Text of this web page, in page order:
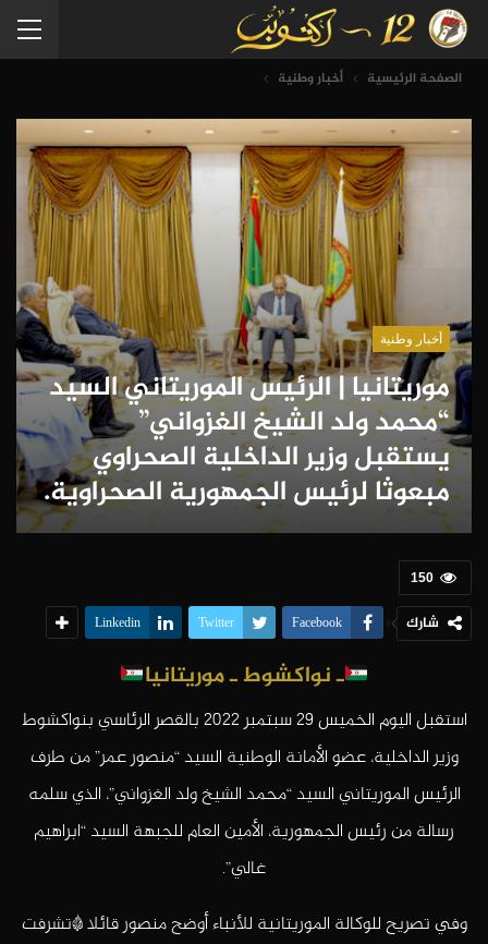
الصفحة الرئيسية أخبار وطنية
أخبار وطنية
موريتانيا | الرئيس الموريتاني السيد
“محمد ولد الشيخ الغزواني”
يستقبل وزير الداخلية الصحراوي
مبعوثا لرئيس الجمهورية الصحراوية.
150
شارك Facebook
Twitter
Linkedin
ـ نواكشوطـموريتانيا
استقبل اليوم الخميس 29 سبتمبر 2022 بالقصر الرئاسي بنواكشوط
وزير الداخلية، عضو الأمانة الوطنية السيد “منصور عمر” من طرف
الرئيس الموريتاني السيد “محمد الشيخ ولد الغزواني”، الذي سلمه
رسالة من رئيس الجمهورية، الأمين العام للجبهة السيد “ابراهيم
غالي”.
وفي تصريح للوكالة الموريتانية للأنباء أوضح منصور قائلا *تشرفت